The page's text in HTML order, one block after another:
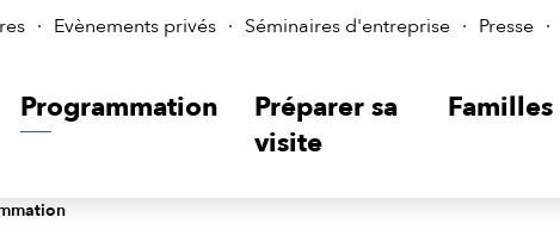
Evènements privés Séminaires d'entreprise Presse
Programmation
Préparer sa
visite
Familles